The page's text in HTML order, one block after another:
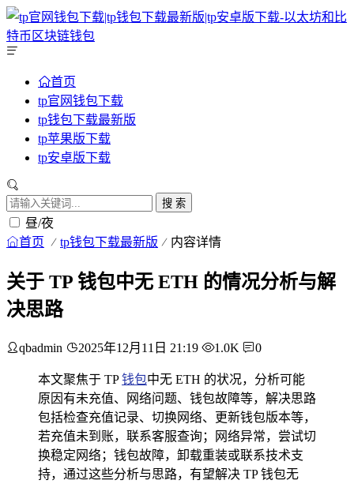
首页
tp官网钱包下载
tp钱包下载最新版
tp苹果版下载
tp安卓版下载
搜 索
昼/夜
首页 tp钱包下载最新版 内容详情
关于 TP 钱包中无 ETH 的情况分析与解
决思路
qbadmin 2025年12月11日 21:19 1.0K 0
本文聚焦于 TP钱包中无 ETH 的状况，分析可能
原因有未充值、网络问题、钱包故障等，解决思路
包括检查充值记录、切换网络、更新钱包版本等，
若充值未到账，联系客服查询；网络异常，尝试切
换稳定网络；钱包故障，卸载重装或联系技术支
持，通过这些分析与思路，有望解决 TP 钱包无